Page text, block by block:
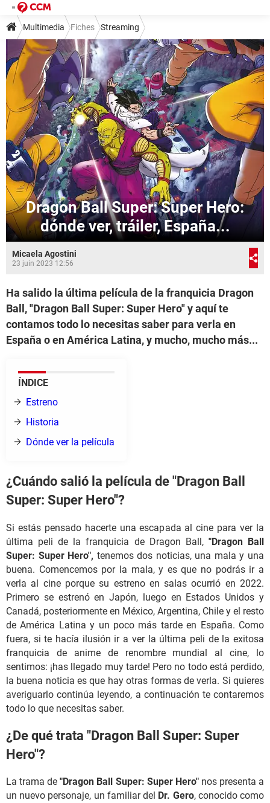
Multimedia Fiches Streaming
Dragon Ball Super: Super Hero:
dónde ver, tráiler, España...
Micaela Agostini
23 juin 2023 12:56
Ha salido la última película de la franquicia Dragon
Ball, "Dragon Ball Super: Super Hero" y aquí te
contamos todo lo necesitas saber para verla en
España o en América Latina, y mucho, mucho más...
ÍNDICE
Estreno
Historia
Dónde ver la película
¿Cuándo salió la película de "Dragon Ball
Super: Super Hero"?
Si estás pensado hacerte una escapada al cine para ver la
última peli de la franquicia de Dragon Ball, "Dragon Ball
Super: Super Hero", tenemos dos noticias, una mala y una
buena. Comencemos por la mala, y es que no podrás ir a
verla al cine porque su estreno en salas ocurrió en 2022.
Primero se estrenó en Japón, luego en Estados Unidos y
Canadá, posteriormente en México, Argentina, Chile y el resto
de América Latina y un poco más tarde en España. Como
fuera, si te hacía ilusión ir a ver la última peli de la exitosa
franquicia de anime de renombre mundial al cine, lo
sentimos: ¡has llegado muy tarde! Pero no todo está perdido,
la buena noticia es que hay otras formas de verla. Si quieres
averiguarlo continúa leyendo, a continuación te contaremos
todo lo que necesitas saber.
¿De qué trata "Dragon Ball Super: Super
Hero"?
La trama de"Dragon Ball Super: Super Hero"nos presenta a
un nuevo personaje, un familiar del Dr. Gero, conocido como